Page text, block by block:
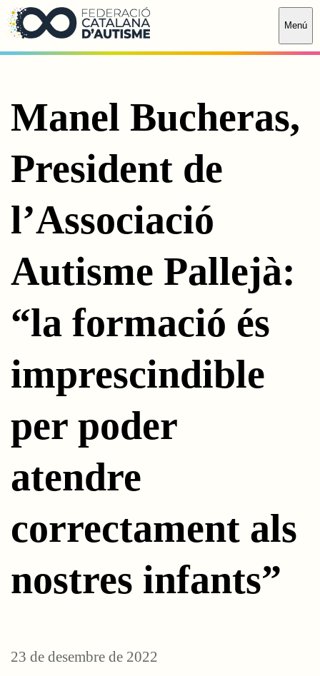
Saltar al contingut principal
Menú
Manel Bucheras,
President de
l’Associació
Autisme Pallejà:
“la formació és
imprescindible
per poder
atendre
correctament als
nostres infants”
23 de desembre de 2022